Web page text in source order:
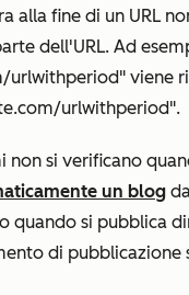
alla fine di un URL
dell'URL. Ad
urlwithperiod" viene
urlwithperiod".
non si verificano
un blog
quando si pubblica
di pubblicazione